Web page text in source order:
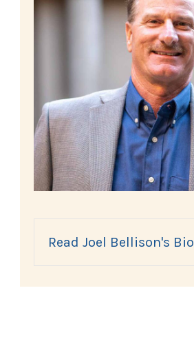
Read Joel Bellison's Bio